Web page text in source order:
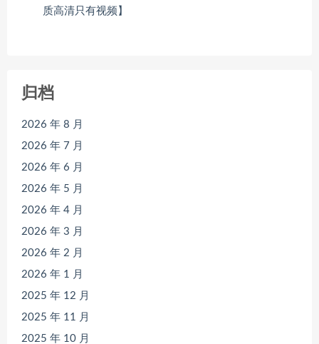
质高清只有视频】
归档
2026 年 8 月
2026 年 7 月
2026 年 6 月
2026 年 5 月
2026 年 4 月
2026 年 3 月
2026 年 2 月
2026 年 1 月
2025 年 12 月
2025 年 11 月
2025 年 10 月